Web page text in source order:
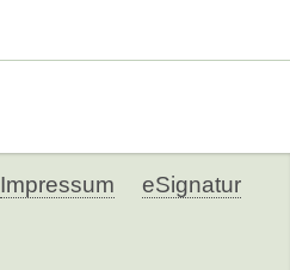
Impressum eSignatur